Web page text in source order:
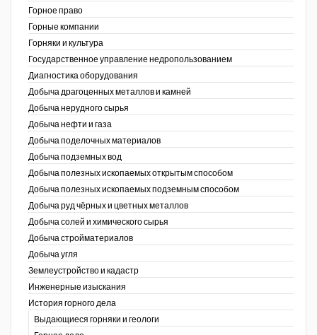
Горное право
Горные компании
Горняки и культура
Государственное управление недропользованием
Диагностика оборудования
Добыча драгоценных металлов и камней
Добыча нерудного сырья
Добыча нефти и газа
Добыча поделочных материалов
Добыча подземных вод
Добыча полезных ископаемых открытым способом
Добыча полезных ископаемых подземным способом
Добыча руд чёрных и цветных металлов
Добыча солей и химического сырья
Добыча стройматериалов
Добыча угля
Землеустройство и кадастр
Инженерные изыскания
История горного дела
Выдающиеся горняки и геологи
Стандарт качества
Уголь Кузбасса
Химагрегаты
распределение
Coal People Magazine
PWC